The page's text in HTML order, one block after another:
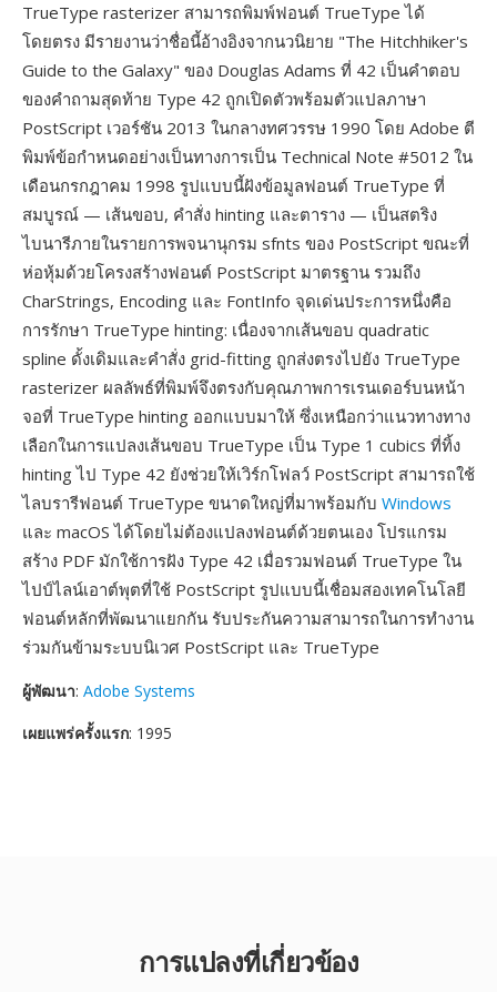
TrueType rasterizer สามารถพิมพ์ฟอนต์ TrueType ได้
โดยตรง มีรายงานว่าชื่อนี้อ้างอิงจากนวนิยาย "The Hitchhiker's
Guide to the Galaxy" ของ Douglas Adams ที่ 42 เป็นคำตอบ
ของคำถามสุดท้าย Type 42 ถูกเปิดตัวพร้อมตัวแปลภาษา
PostScript เวอร์ชัน 2013 ในกลางทศวรรษ 1990 โดย Adobe ตี
พิมพ์ข้อกำหนดอย่างเป็นทางการเป็น Technical Note #5012 ใน
เดือนกรกฎาคม 1998 รูปแบบนี้ฝังข้อมูลฟอนต์ TrueType ที่
สมบูรณ์ — เส้นขอบ, คำสั่ง hinting และตาราง — เป็นสตริง
ไบนารีภายในรายการพจนานุกรม sfnts ของ PostScript ขณะที่
ห่อหุ้มด้วยโครงสร้างฟอนต์ PostScript มาตรฐาน รวมถึง
CharStrings, Encoding และ FontInfo จุดเด่นประการหนึ่งคือ
การรักษา TrueType hinting: เนื่องจากเส้นขอบ quadratic
spline ดั้งเดิมและคำสั่ง grid-fitting ถูกส่งตรงไปยัง TrueType
rasterizer ผลลัพธ์ที่พิมพ์จึงตรงกับคุณภาพการเรนเดอร์บนหน้า
จอที่ TrueType hinting ออกแบบมาให้ ซึ่งเหนือกว่าแนวทางทาง
เลือกในการแปลงเส้นขอบ TrueType เป็น Type 1 cubics ที่ทิ้ง
hinting ไป Type 42 ยังช่วยให้เวิร์กโฟลว์ PostScript สามารถใช้
ไลบรารีฟอนต์ TrueType ขนาดใหญ่ที่มาพร้อมกับ Windows
และ macOS ได้โดยไม่ต้องแปลงฟอนต์ด้วยตนเอง โปรแกรม
สร้าง PDF มักใช้การฝัง Type 42 เมื่อรวมฟอนต์ TrueType ใน
ไปป์ไลน์เอาต์พุตที่ใช้ PostScript รูปแบบนี้เชื่อมสองเทคโนโลยี
ฟอนต์หลักที่พัฒนาแยกกัน รับประกันความสามารถในการทำงาน
ร่วมกันข้ามระบบนิเวศ PostScript และ TrueType
ผู้พัฒนา: Adobe Systems
เผยแพร่ครั้งแรก: 1995
การแปลงที่เกี่ยวข้อง